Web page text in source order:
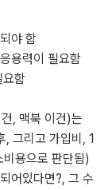
야 함
용력이 필요함
함
, 맥북 이건)는
그리고 가입비, 1
용으로 판단됨)
어있다면?, 그 수